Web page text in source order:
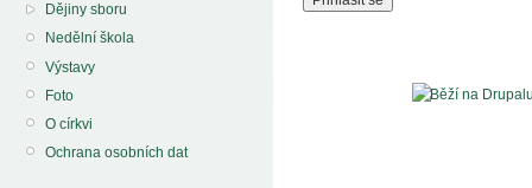
Dějiny sboru
Nedělní škola
Výstavy
Foto
O církvi
Ochrana osobních dat